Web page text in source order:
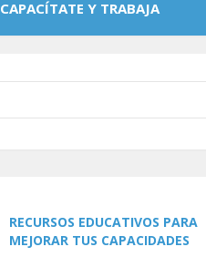
CAPACÍTATE Y TRABAJA
RECURSOS EDUCATIVOS PARA
MEJORAR TUS CAPACIDADES